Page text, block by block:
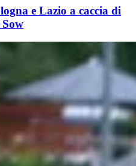
e Lazio a caccia di